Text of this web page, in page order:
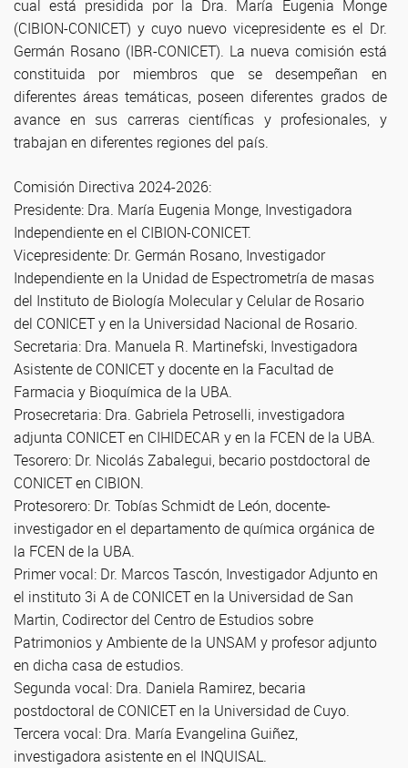
cual está presidida por la Dra. María Eugenia Monge
(CIBION-CONICET) y cuyo nuevo vicepresidente es el Dr.
Germán Rosano (IBR-CONICET). La nueva comisión está
constituida por miembros que se desempeñan en
diferentes áreas temáticas, poseen diferentes grados de
avance en sus carreras científicas y profesionales, y
trabajan en diferentes regiones del país.
Comisión Directiva 2024-2026:
Presidente: Dra. María Eugenia Monge, Investigadora
Independiente en el CIBION-CONICET.
Vicepresidente: Dr. Germán Rosano, Investigador
Independiente en la Unidad de Espectrometría de masas
del Instituto de Biología Molecular y Celular de Rosario
del CONICET y en la Universidad Nacional de Rosario.
Secretaria: Dra. Manuela R. Martinefski, Investigadora
Asistente de CONICET y docente en la Facultad de
Farmacia y Bioquímica de la UBA.
Prosecretaria: Dra. Gabriela Petroselli, investigadora
adjunta CONICET en CIHIDECAR y en la FCEN de la UBA.
Tesorero: Dr. Nicolás Zabalegui, becario postdoctoral de
CONICET en CIBION.
Protesorero: Dr. Tobías Schmidt de León, docente-
investigador en el departamento de química orgánica de
la FCEN de la UBA.
Primer vocal: Dr. Marcos Tascón, Investigador Adjunto en
el instituto 3i A de CONICET en la Universidad de San
Martin, Codirector del Centro de Estudios sobre
Patrimonios y Ambiente de la UNSAM y profesor adjunto
en dicha casa de estudios.
Segunda vocal: Dra. Daniela Ramirez, becaria
postdoctoral de CONICET en la Universidad de Cuyo.
Tercera vocal: Dra. María Evangelina Guiñez,
investigadora asistente en el INQUISAL.